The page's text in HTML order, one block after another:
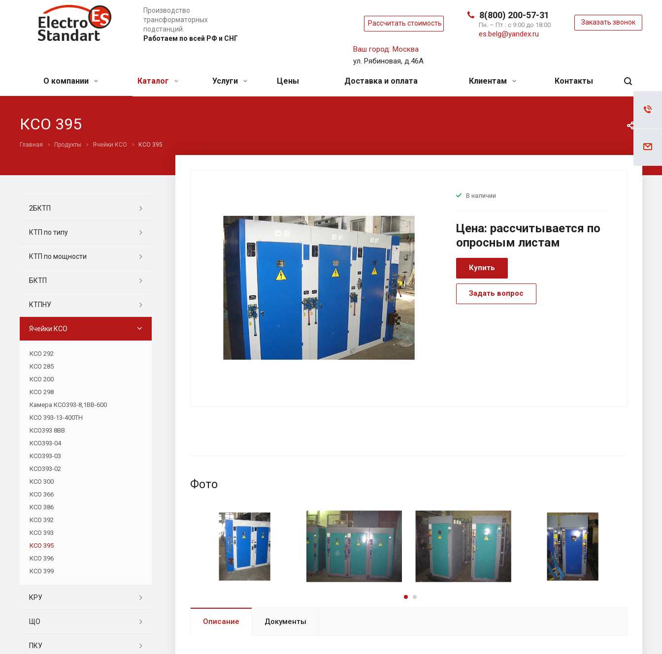
Производство
трансформаторных
подстанций.
Работаем по всей РФ и СНГ
8(800) 200-57-31
Пн. – Пт.: с 9:00 до 18:00
es.belg@yandex.ru
Заказать звонок
Рассчитать стоимость
Ваш город: Москва
ул. Рябиновая, д.46А
О компании Каталог Услуги Цены Доставка и оплата Клиентам Контакты
КСО 395
Главная Продукты Ячейки КСО КСО 395
В наличии
Цена: рассчитывается по
опросным листам
Купить
Задать вопрос
Фото
Описание Документы
2БКТП
КТП по типу
КТП по мощности
БКТП
КТПНУ
Ячейки КСО
КСО 292
КСО 285
КСО 200
КСО 298
Камера КСО393-8,1ВВ-600
КСО 393-13-400ТН
КСО393 8ВВ
КСО393-04
КСО393-03
КСО393-02
КСО 300
КСО 366
КСО 386
КСО 392
КСО 393
КСО 395
КСО 396
КСО 399
КРУ
ЩО
ПКУ